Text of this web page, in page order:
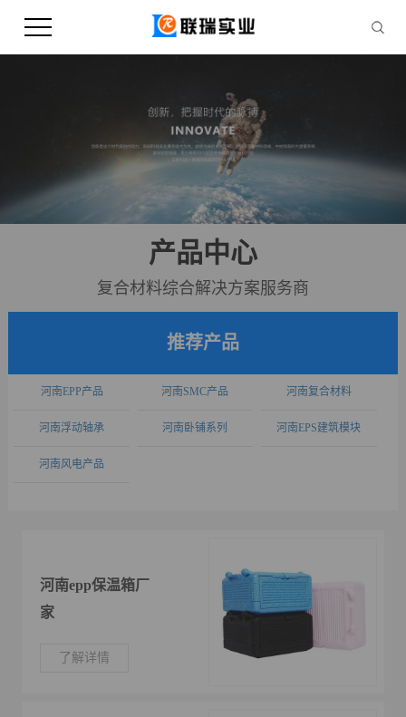
产品中心
复合材料综合解决方案服务商
推荐产品
河南EPP产品 河南SMC产品 河南复合材料
河南浮动轴承 河南卧铺系列 河南EPS建筑模块
河南风电产品
河南epp保温箱厂
家
了解详情